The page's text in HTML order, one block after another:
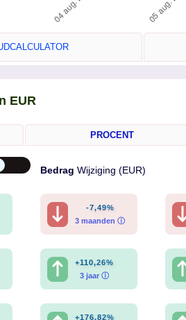
EUR
PROCENT
Bedrag Wijziging (EUR)
-7,49%
3 maanden ⓘ
+110,26%
3 jaar ⓘ
+176,82%